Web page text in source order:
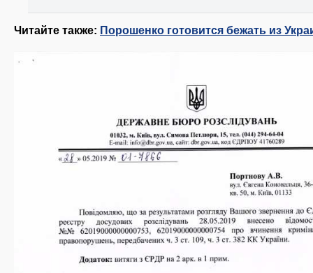
Читайте также: Порошенко готовится бежать из